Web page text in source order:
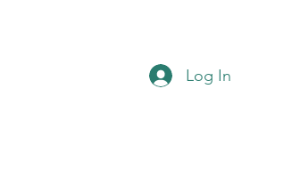
Log In